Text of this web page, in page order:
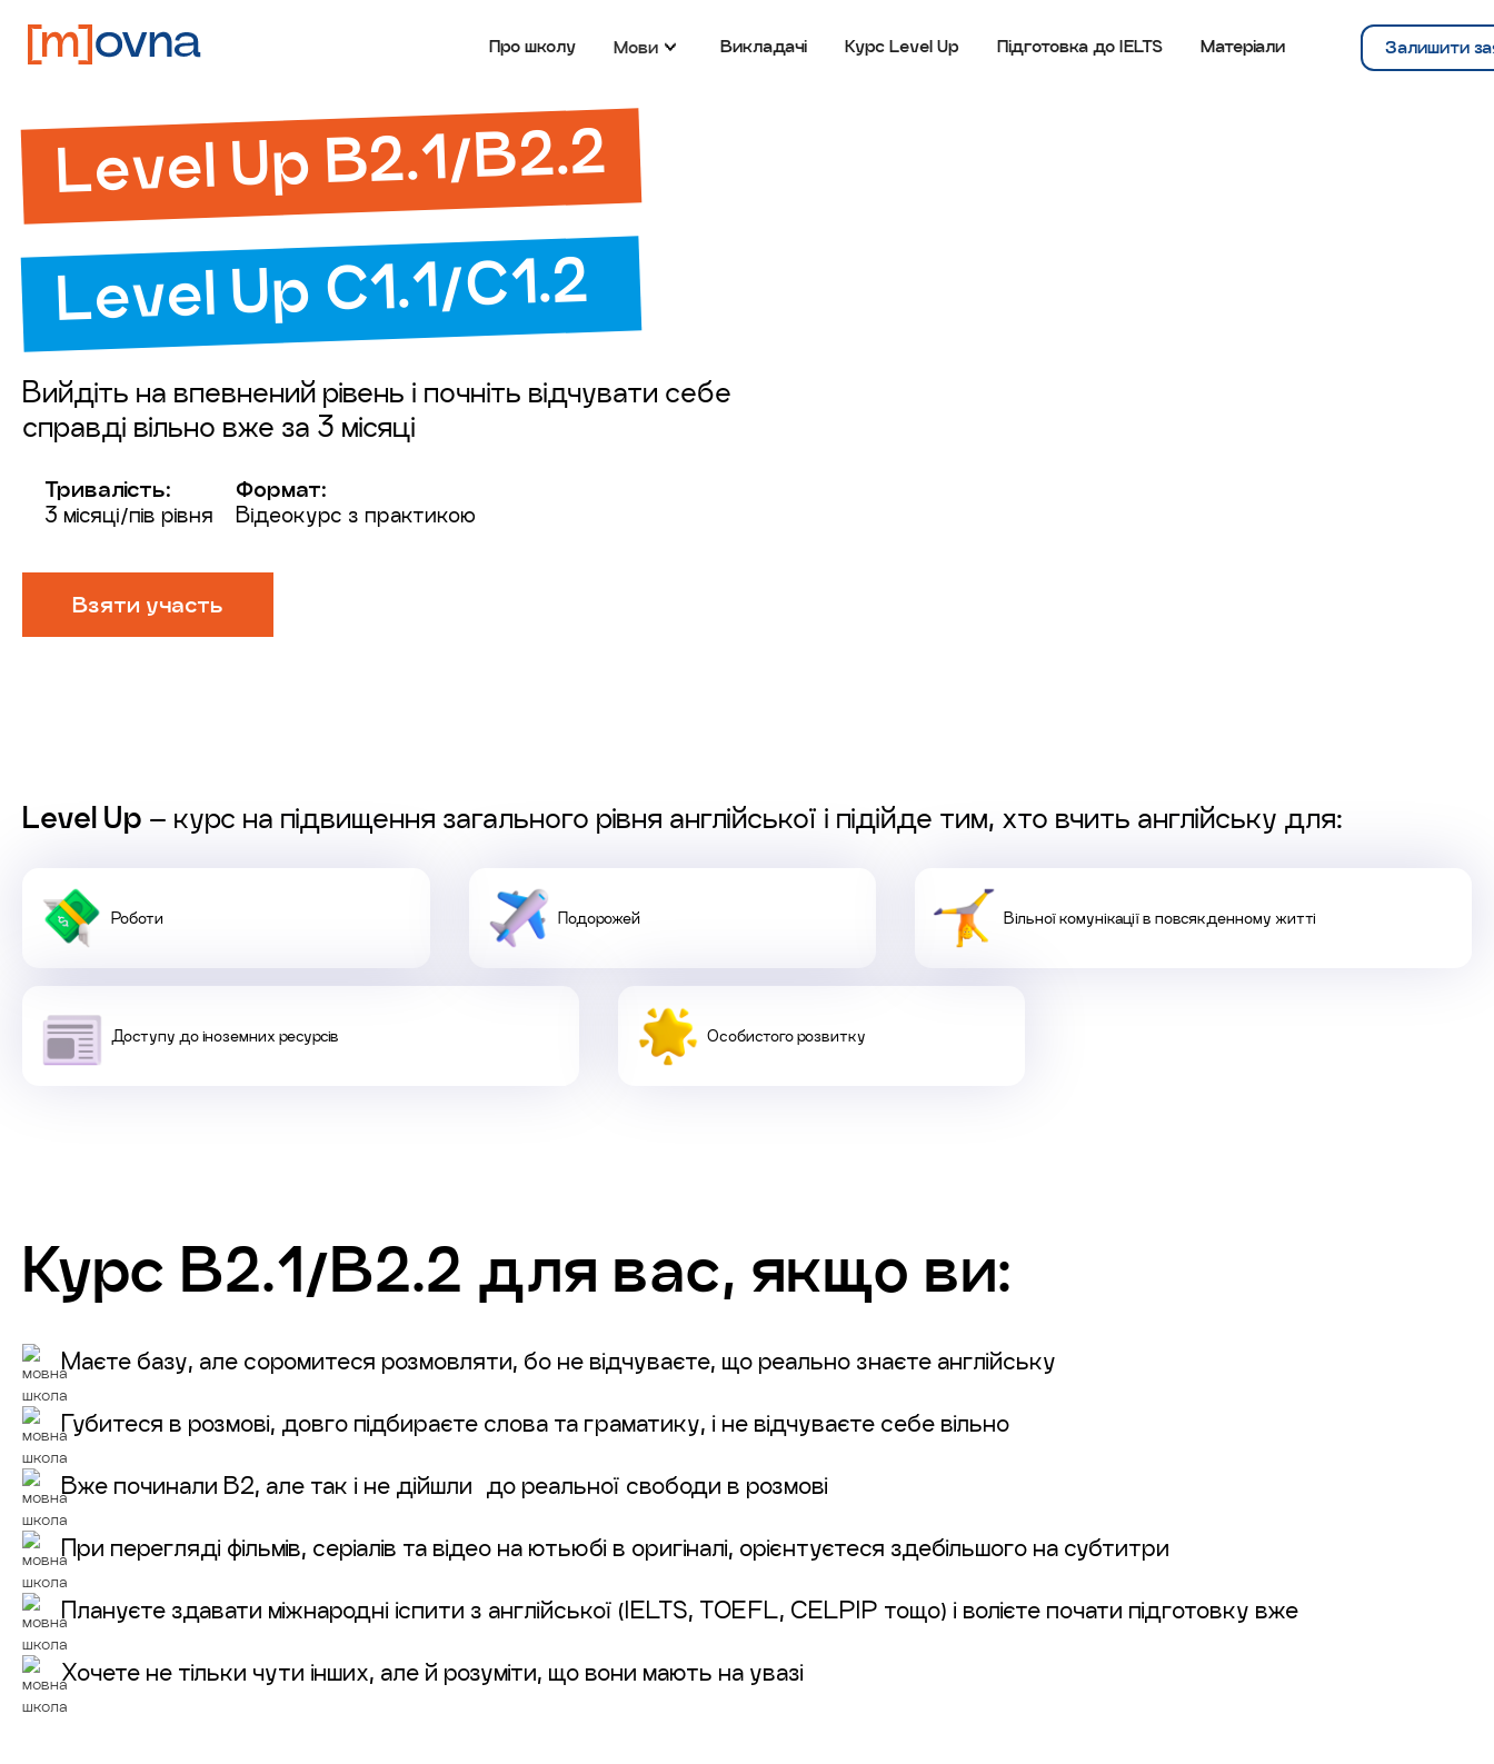
Про школу Мови Викладачі Курс Level Up Підготовка до IELTS Матеріали Залишити
Level Up B2.1/В2.2
Level Up C1.1/C1.2
Вийдіть на впевнений рівень і почніть відчувати себе
справді вільно вже за 3 місяці
Тривалість:
3 місяці/пів рівня
Формат:
Відеокурс з практикою
Взяти участь
Level Up – курс на підвищення загального рівня англійської і підійде тим, хто вчить англійську для:
Роботи Подорожей Вільної комунікації в повсякденному житті
Доступу до іноземних ресурсів Особистого розвитку
Курс B2.1/В2.2 для вас, якщо ви:
Маєте базу, але соромитеся розмовляти, бо не відчуваєте, що реально знаєте англійську
Губитеся в розмові, довго підбираєте слова та граматику, і не відчуваєте себе вільно
Вже починали В2, але так і не дійшли до реальної свободи в розмові
При перегляді фільмів, серіалів та відео на ютьюбі в оригіналі, орієнтуєтеся здебільшого на субтитри
Плануєте здавати міжнародні іспити з англійської (IELTS, TOEFL, CELPIP тощо) і волієте почати підготовку вже
Хочете не тільки чути інших, але й розуміти, що вони мають на увазі